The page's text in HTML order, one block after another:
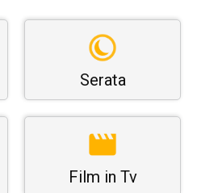
Serata
Film in Tv